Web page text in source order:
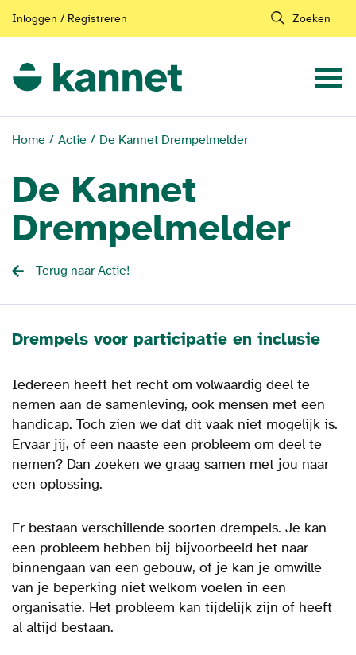
Inloggen / Registreren Zoeken
Home Actie De Kannet Drempelmelder
De Kannet
Drempelmelder
Terug naar Actie!
Drempels voor participatie en inclusie
Iedereen heeft het recht om volwaardig deel te
nemen aan de samenleving, ook mensen met een
handicap. Toch zien we dat dit vaak niet mogelijk is.
Ervaar jij, of een naaste een probleem om deel te
nemen? Dan zoeken we graag samen met jou naar
een oplossing.
Er bestaan verschillende soorten drempels. Je kan
een probleem hebben bij bijvoorbeeld het naar
binnengaan van een gebouw, of je kan je omwille
van je beperking niet welkom voelen in een
organisatie. Het probleem kan tijdelijk zijn of heeft
al altijd bestaan.